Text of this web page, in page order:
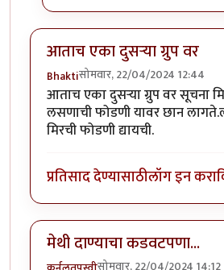
आताच एका दुसऱ्या ग्रुप वर
Bhaktiसोमवार, 22/04/2024 12:44
आताच एका दुसऱ्या ग्रुप वर सूचना
लसणाची फोडणी यावर छान
मिरची फोडणी द्यायची.
प्रतिसाद देण्यासाठीलॉग इन करा
मेथी दाण्याचा कडवटपणा...
सोमवार, 22/04/2024 14:12